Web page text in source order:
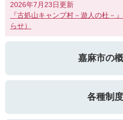
2026年7月23日更新
『古処山キャンプ村－遊人の杜－
らせ）
嘉麻市の
各種制度